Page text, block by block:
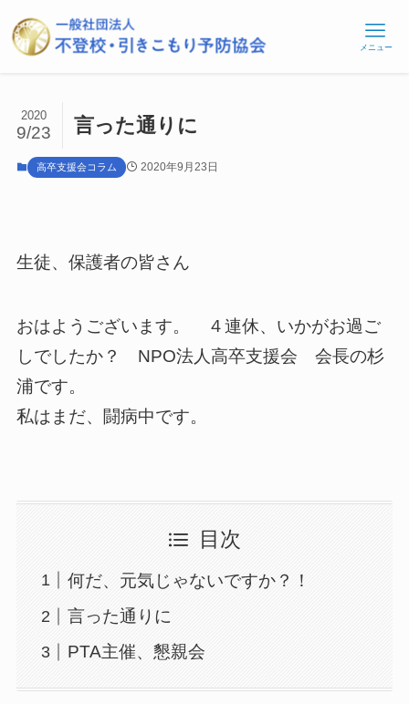
メニュー
言った通りに
2020
9/23
高卒支援会コラム 2020年9月23日
生徒、保護者の皆さん
おはようございます。 ４連休、いかがお過ご
しでしたか？ NPO法人高卒支援会 会長の杉
浦です。
私はまだ、闘病中です。
目次
何だ、元気じゃないですか？！
言った通りに
PTA主催、懇親会